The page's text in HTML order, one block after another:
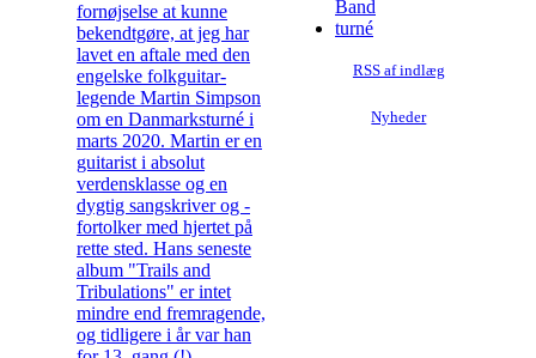
fornøjselse at kunne
bekendtgøre, at jeg har
lavet en aftale med den
engelske folkguitar-
legende Martin Simpson
om en Danmarksturné i
marts 2020. Martin er en
guitarist i absolut
verdensklasse og en
dygtig sangskriver og -
fortolker med hjertet på
rette sted. Hans seneste
album "Trails and
Tribulations" er intet
mindre end fremragende,
og tidligere i år var han
Band
turné
RSS af indlæg
Nyheder